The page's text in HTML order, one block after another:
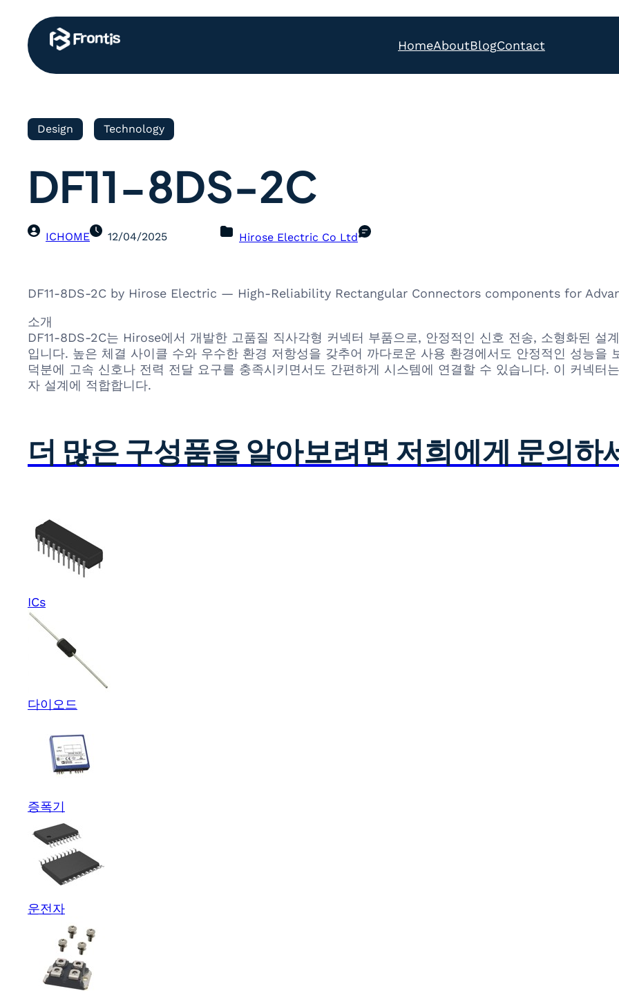
HomeAboutBlogContact
Design Technology
DF11-8DS-2C
ICHOME 12/04/2025 Hirose Electric Co Ltd
DF11-8DS-2C by Hirose Electric — High-Reliability Rectangular Connectors components for
소개
DF11-8DS-2C는 Hirose에서 개발한 고품질 직사각형 커넥터 부품으로, 안정적인 신호 전송, 소형화된 설
입니다. 높은 체결 사이클 수와 우수한 환경 저항성을 갖추어 까다로운 사용 환경에서도 안정적인 성능을
덕분에 고속 신호나 전력 전달 요구를 충족시키면서도 간편하게 시스템에 연결할 수 있습니다. 이 커넥터
자 설계에 적합합니다.
더 많은 구성품을 알아보려면 저희에게 문의하
ICs
다이오드
증폭기
운전자